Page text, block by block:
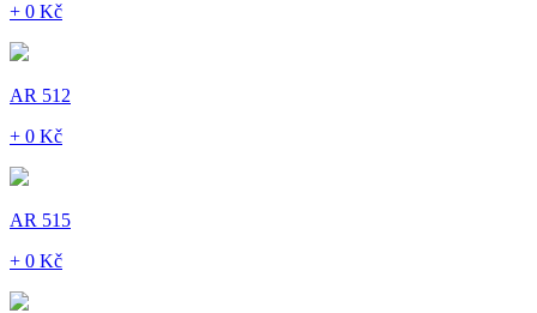
+ 0 Kč
AR 512
+ 0 Kč
AR 515
+ 0 Kč